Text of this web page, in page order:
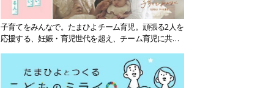
子育てをみんなで。たまひよチーム育児。頑張る2人を
応援する、妊娠・育児世代を超え、チーム育児に共感